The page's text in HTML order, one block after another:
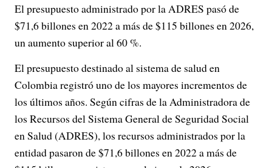
El presupuesto administrado por la ADRES pasó de
$71,6 billones en 2022 a más de $115 billones en 2026,
un aumento superior al 60 %.
El presupuesto destinado al sistema de salud en
Colombia registró uno de los mayores incrementos de
los últimos años. Según cifras de la Administradora de
los Recursos del Sistema General de Seguridad Social
en Salud (ADRES), los recursos administrados por la
entidad pasaron de $71,6 billones en 2022 a más de